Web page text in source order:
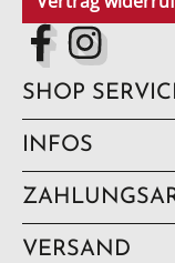
SHOP
INFOS
VERSAND